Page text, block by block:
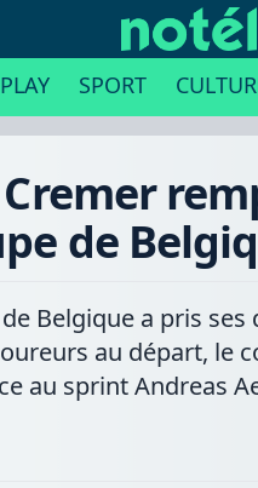
SPORT
de
Belgique a pris
au départ, le
au sprint Andreas